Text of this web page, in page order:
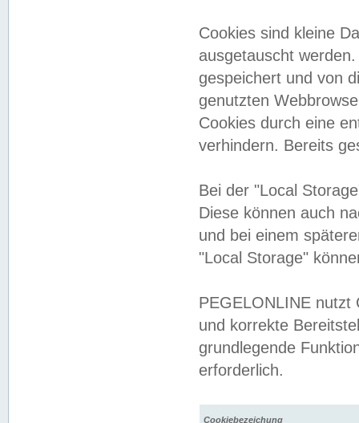
Cookies sind kleine
ausgetauscht
gespeichert und von
genutzten
Cookies durch eine
verhindern. Bereits
Bei der "Local
Diese können auch
und bei einem
"Local Storage"
PEGELONLINE nutzt
und korrekte
grundlegende
erforderlich.
Cookiebezeichung